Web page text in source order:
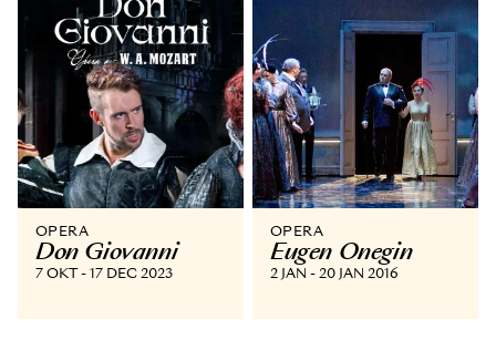
OPERA
Don Giovanni
7 OKT - 17 DEC 2023
OPERA
Eugen Onegin
2 JAN - 20 JAN 2016